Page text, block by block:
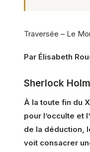
Traversée – Le
Par Élisabeth
Sherlock
À la toute fin du
pour l’occulte et
de la déduction,
voit consacrer